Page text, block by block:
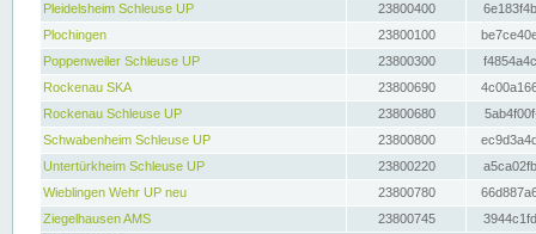
Pleidelsheim Schleuse UP
23800400
Plochingen
23800100
Poppenweiler Schleuse UP
23800300
Rockenau SKA
23800690
Rockenau Schleuse UP
23800680
Schwabenheim Schleuse UP
23800800
Untertürkheim Schleuse UP
23800220
Wieblingen Wehr UP neu
23800780
Ziegelhausen AMS
23800745